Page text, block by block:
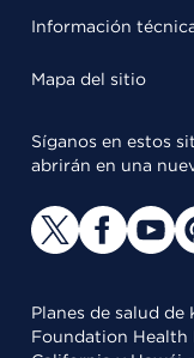
Información
Mapa del sitio
Síganos en estos
abrirán en una
Planes de salud de
Foundation Health